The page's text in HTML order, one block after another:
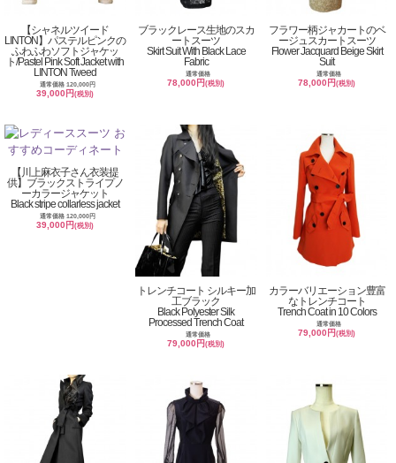
【シャネルツイード
LINTON】パステルピンクの
ふわふわソフトジャケッ
ト/Pastel Pink Soft Jacket with
LINTON Tweed
通常価格 120,000円
39,000円(税別)
ブラックレース生地のスカ
ートスーツ
Skirt Suit With Black Lace
Fabric
通常価格
78,000円(税別)
フラワー柄ジャカートのベ
ージュスカートスーツ
Flower Jacquard Beige Skirt
Suit
通常価格
78,000円(税別)
【川上麻衣子さん衣装提
供】ブラックストライプノ
ーカラージャケット
Black stripe collarless jacket
通常価格 120,000円
39,000円(税別)
トレンチコート シルキー加
工ブラック
Black Polyester Silk
Processed Trench Coat
通常価格
79,000円(税別)
カラーバリエーション豊富
なトレンチコート
Trench Coat in 10 Colors
通常価格
79,000円(税別)